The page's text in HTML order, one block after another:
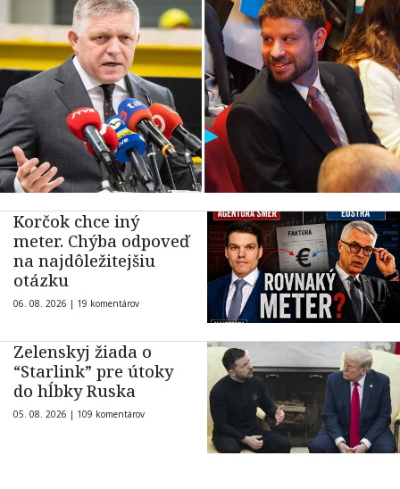
Korčok chce iný
meter. Chýba odpoveď
na najdôležitejšiu
otázku
06. 08. 2026 | 19 komentárov
Zelenskyj žiada o
“Starlink” pre útoky
do hĺbky Ruska
05. 08. 2026 | 109 komentárov